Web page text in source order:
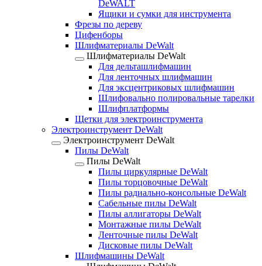
DeWALT
Ящики и сумки для инструмента
Фрезы по дереву
Цифенборы
Шлифматериалы DeWalt
Шлифматериалы DeWalt
Для дельташлифмашин
Для ленточных шлифмашин
Для эксцентриковых шлифмашин
Шлифовально полировальные тарелки
Шлифплатформы
Щетки для электроинструмента
Электроинструмент DeWalt
Электроинструмент DeWalt
Пилы DeWalt
Пилы DeWalt
Пилы циркулярные DeWalt
Пилы торцовочные DeWalt
Пилы радиально-консольные DeWalt
Сабельные пилы DeWalt
Пилы аллигаторы DeWalt
Монтажные пилы DeWalt
Ленточные пилы DeWalt
Дисковые пилы DeWalt
Шлифмашины DeWalt